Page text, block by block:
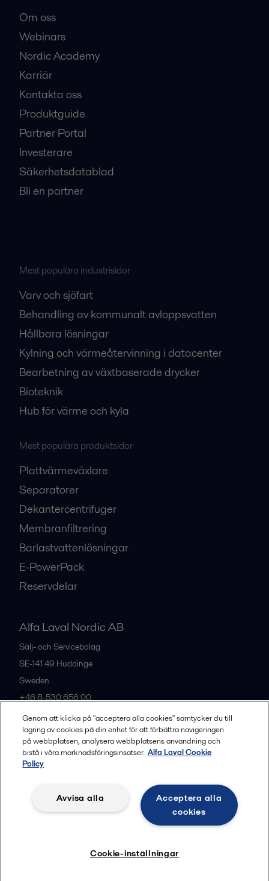
Om oss
Webinars
Nordic Academy
Karriär
Kontakta oss
Produktguide
Partner Portal
Investerare
Säkerhetsdatablad
Bli en partner
Mest populära industrisidor
Varv och sjöfart
Behandling av kommunalt avloppsvatten
Hållbara lösningar
Kylning och värmeåtervinning i datacenter
Bearbetning av växtbaserade drycker
Bioteknik
Hub för värme och kyla
Mest populära produktsidor
Plattvärmeväxlare
Separatorer
Dekantercentrifuger
Membranfiltrering
Barlastvattenlösningar
E-PowerPack
Reservdelar
Alfa Laval Nordic AB
Sälj- och Servicebolag
SE-141 49 Huddinge
Sweden
+46 8-530 656 00
Alla kontor och partners
© 2015-2026, ALFA LAVAL
Legal terms and conditions
Community guidelines
Genom att klicka på "acceptera alla cookies" samtycker du till
lagring av cookies på din enhet för att förbättra navigeringen
på webbplatsen, analysera webbplatsens användning och
bistå i våra marknadsföringsinsatser. Alfa Laval Cookie
Policy
Acceptera alla
cookies
Avvisa alla
Cookie-inställningar